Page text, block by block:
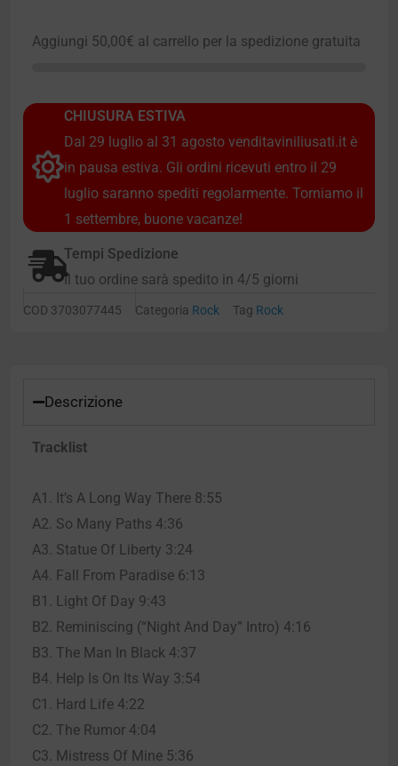
Aggiungi 50,00€ al carrello per la spedizione gratuita
CHIUSURA ESTIVA
Dal 29 luglio al 31 agosto venditaviniliusati.it è
in pausa estiva. Gli ordini ricevuti entro il 29
luglio saranno spediti regolarmente. Torniamo il
1 settembre, buone vacanze!
Tempi Spedizione
Il tuo ordine sarà spedito in 4/5 giorni
COD 3703077445 Categoria Rock Tag Rock
Descrizione
Tracklist
A1. It’s A Long Way There 8:55
A2. So Many Paths 4:36
A3. Statue Of Liberty 3:24
A4. Fall From Paradise 6:13
B1. Light Of Day 9:43
B2. Reminiscing (“Night And Day” Intro) 4:16
B3. The Man In Black 4:37
B4. Help Is On Its Way 3:54
C1. Hard Life 4:22
C2. The Rumor 4:04
C3. Mistress Of Mine 5:36